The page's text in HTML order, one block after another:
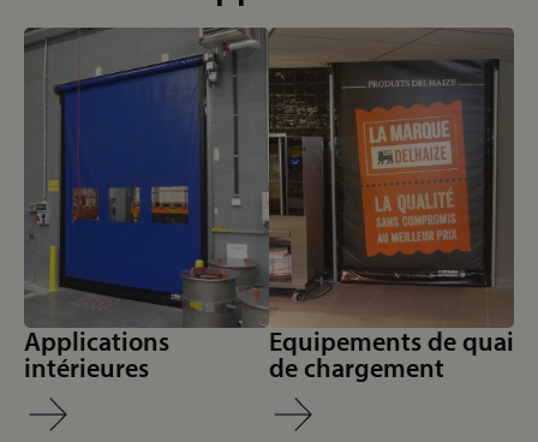
Applications
intérieures
Equipements de quai
de chargement